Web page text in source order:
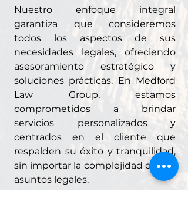
Nuestro enfoque integral
garantiza que consideremos
todos los aspectos de sus
necesidades legales, ofreciendo
asesoramiento estratégico y
soluciones prácticas. En Medford
Law Group, estamos
comprometidos a brindar
servicios personalizados y
centrados en el cliente que
respalden su éxito y tranquilidad,
sin importar la complejidad de sus
asuntos legales.